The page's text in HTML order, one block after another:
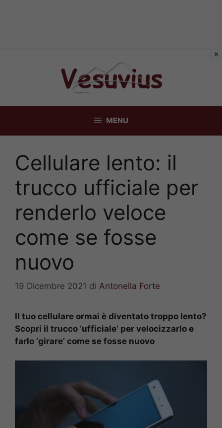
MENU
Cellulare lento: il
trucco ufficiale per
renderlo veloce
come se fosse
nuovo
19 Dicembre 2021 di Antonella Forte
Il tuo cellulare ormai è diventato troppo lento?
Scopri il trucco ‘ufficiale’ per velocizzarlo e
farlo ‘girare’ come se fosse nuovo